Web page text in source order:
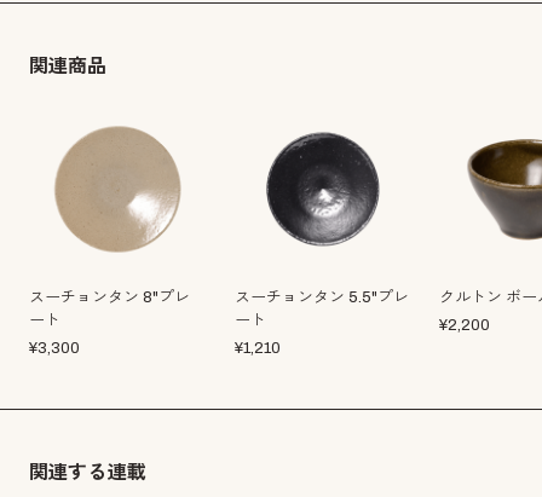
関連商品
スーチョンタン 8"プレ
ート
¥3,300
スーチョンタン 5.5"プレ
ート
¥1,210
クルトン ボー
¥2,200
関連する連載